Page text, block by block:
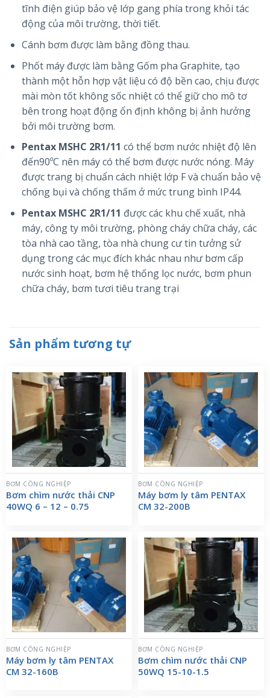
tĩnh điện giúp bảo vệ lớp gang phía trong khỏi tác
động của môi trường, thời tiết.
Cánh bơm được làm bằng đồng thau.
Phốt máy được làm bằng Gốm pha Graphite, tạo
thành một hỗn hợp vật liệu có độ bền cao, chịu được
mài mòn tốt không sốc nhiệt có thể giữ cho mô tơ
bên trong hoạt động ổn định không bị ảnh hưởng
bởi môi trường bơm.
Pentax MSHC 2R1/11 có thể bơm nước nhiệt độ lên
đến90ºC nên máy có thể bơm được nước nóng. Máy
được trang bị chuẩn cách nhiệt lớp F và chuẩn bảo vệ
chống bụi và chống thấm ở mức trung bình IP44.
Pentax MSHC 2R1/11 được các khu chế xuất, nhà
máy, công ty môi trường, phòng cháy chữa cháy, các
tòa nhà cao tầng, tòa nhà chung cư tin tưởng sử
dụng trong các mục đích khác nhau như bơm cấp
nước sinh hoạt, bơm hệ thống lọc nước, bơm phun
chữa cháy, bơm tươi tiêu trang trại
Sản phẩm tương tự
BƠM CÔNG NGHIỆP
Bơm chìm nước thải CNP
40WQ 6 – 12 – 0.75
BƠM CÔNG NGHIỆP
Máy bơm ly tâm PENTAX
CM 32-200B
BƠM CÔNG NGHIỆP
Máy bơm ly tâm PENTAX
CM 32-160B
BƠM CÔNG NGHIỆP
Bơm chìm nước thải CNP
50WQ 15-10-1.5